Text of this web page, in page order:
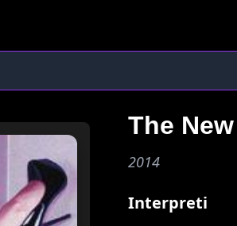
The
2014
Interpreti